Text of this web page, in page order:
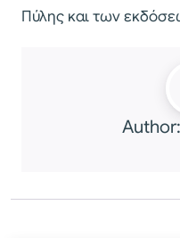
Πύλης και των
Author: